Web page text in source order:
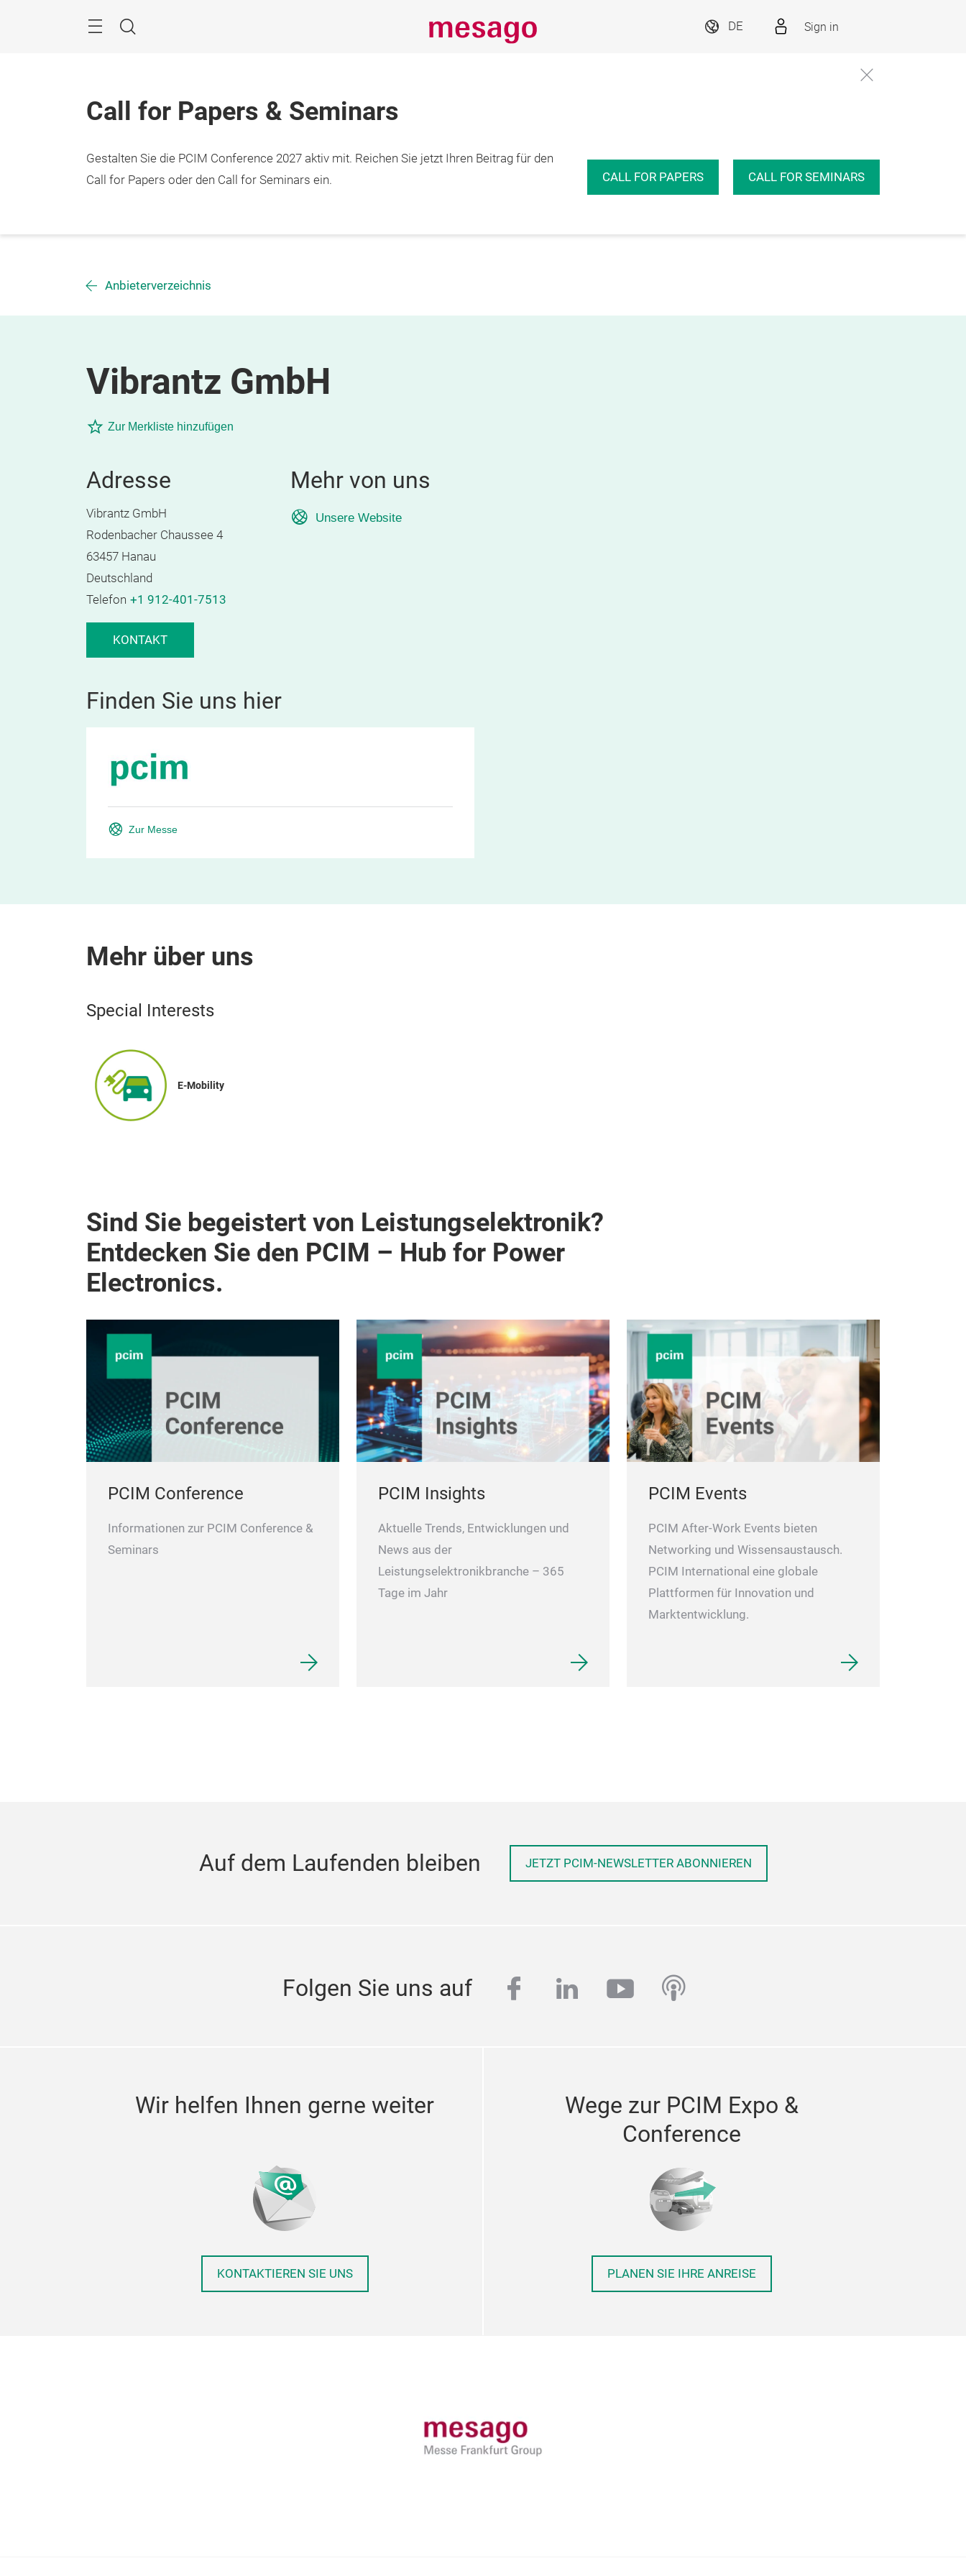
Suche
DE Sign in
Call for Papers & Seminars
Gestalten Sie die PCIM Conference 2027 aktiv mit. Reichen Sie jetzt Ihren Beitrag für den
Call for Papers oder den Call for Seminars ein.
CALL FOR PAPERS CALL FOR SEMINARS
Anbieterverzeichnis
Vibrantz GmbH
Zur Merkliste hinzufügen
Adresse
Vibrantz GmbH
Rodenbacher Chaussee 4
63457 Hanau
Deutschland
Telefon +1 912-401-7513
KONTAKT
Mehr von uns
Unsere Website
Finden Sie uns hier
Zur Messe
Mehr über uns
Special Interests
E-Mobility
Sind Sie begeistert von Leistungselektronik?
Entdecken Sie den PCIM – Hub for Power
Electronics.
PCIM Conference
Informationen zur PCIM Conference &
Seminars
PCIM Insights
Aktuelle Trends, Entwicklungen und
News aus der
Leistungselektronikbranche – 365
Tage im Jahr
PCIM Events
PCIM After-Work Events bieten
Networking und Wissensaustausch.
PCIM International eine globale
Plattformen für Innovation und
Marktentwicklung.
Auf dem Laufenden bleiben JETZT PCIM-NEWSLETTER ABONNIEREN
Folgen Sie uns auf facebook
linkedinyoutubepodcast
Wir helfen Ihnen gerne weiter
KONTAKTIEREN SIE UNS
Wege zur PCIM Expo &
Conference
PLANEN SIE IHRE ANREISE